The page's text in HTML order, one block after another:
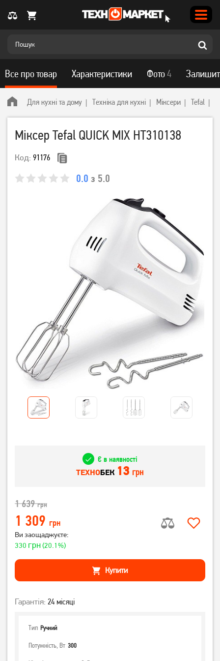
Для кухні та дому Техніка для кухні Міксери Tefal
Міксер Tefal QUICK MIX HT310138
Код: 91176
0.0 з 5.0
Все про товар Характеристики Фото4
Є в наявності
ТЕХНОБЕК 13 грн
1 639грн
1 309 грн
Ви заощаджуєте:
330 грн(20.1%)
Купити
Гарантія: 24 місяці
Тип Ручний
Потужність, Вт 300